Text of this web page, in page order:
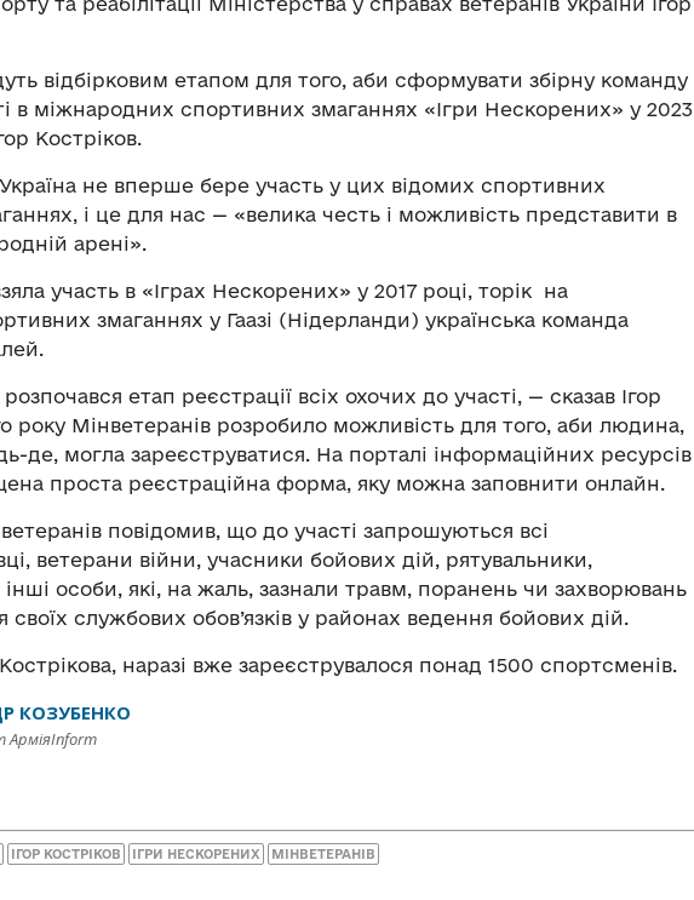
відбірковим етапом для того, аби сформувати збірну команду
в міжнародних спортивних змаганнях «Ігри Нескорених» у 2023
Костріков.
не вперше бере участь у цих відомих спортивних
і це для нас — «велика честь і можливість представити в
арені».
участь в «Іграх Нескорених» у 2017 році, торік на
змаганнях у Гаазі (Нідерланди) українська команда
етап реєстрації всіх охочих до участі, — сказав Ігор
року Мінветеранів розробило можливість для того, аби людина,
де, могла зареєструватися. На порталі інформаційних ресурсів
проста реєстраційна форма, яку можна заповнити онлайн.
повідомив, що до участі запрошуються всі
ветерани війни, учасники бойових дій, рятувальники,
інші особи, які, на жаль, зазнали травм, поранень чи захворювань
своїх службових обов’язків у районах ведення бойових дій.
наразі вже зареєструвалося понад 1500 спортсменів.
КОЗУБЕНКО
АрміяInform
ІГОР КОСТРІКОВ ІГРИ НЕСКОРЕНИХ МІНВЕТЕРАНІВ